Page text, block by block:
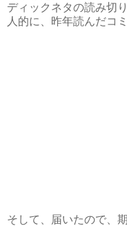
ディックネタの読み切
人的に、昨年読んだコ
そして、届いたので、